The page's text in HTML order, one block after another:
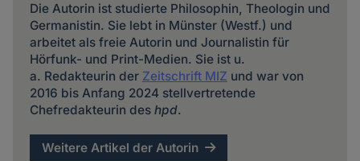
Die Autorin ist studierte Philosophin, Theologin und
Germanistin. Sie lebt in Münster (Westf.) und
arbeitet als freie Autorin und Journalistin für
Hörfunk- und Print-Medien. Sie ist u.
a. Redakteurin der Zeitschrift MIZ und war von
2016 bis Anfang 2024 stellvertretende
Chefredakteurin des hpd.
Weitere Artikel der Autorin